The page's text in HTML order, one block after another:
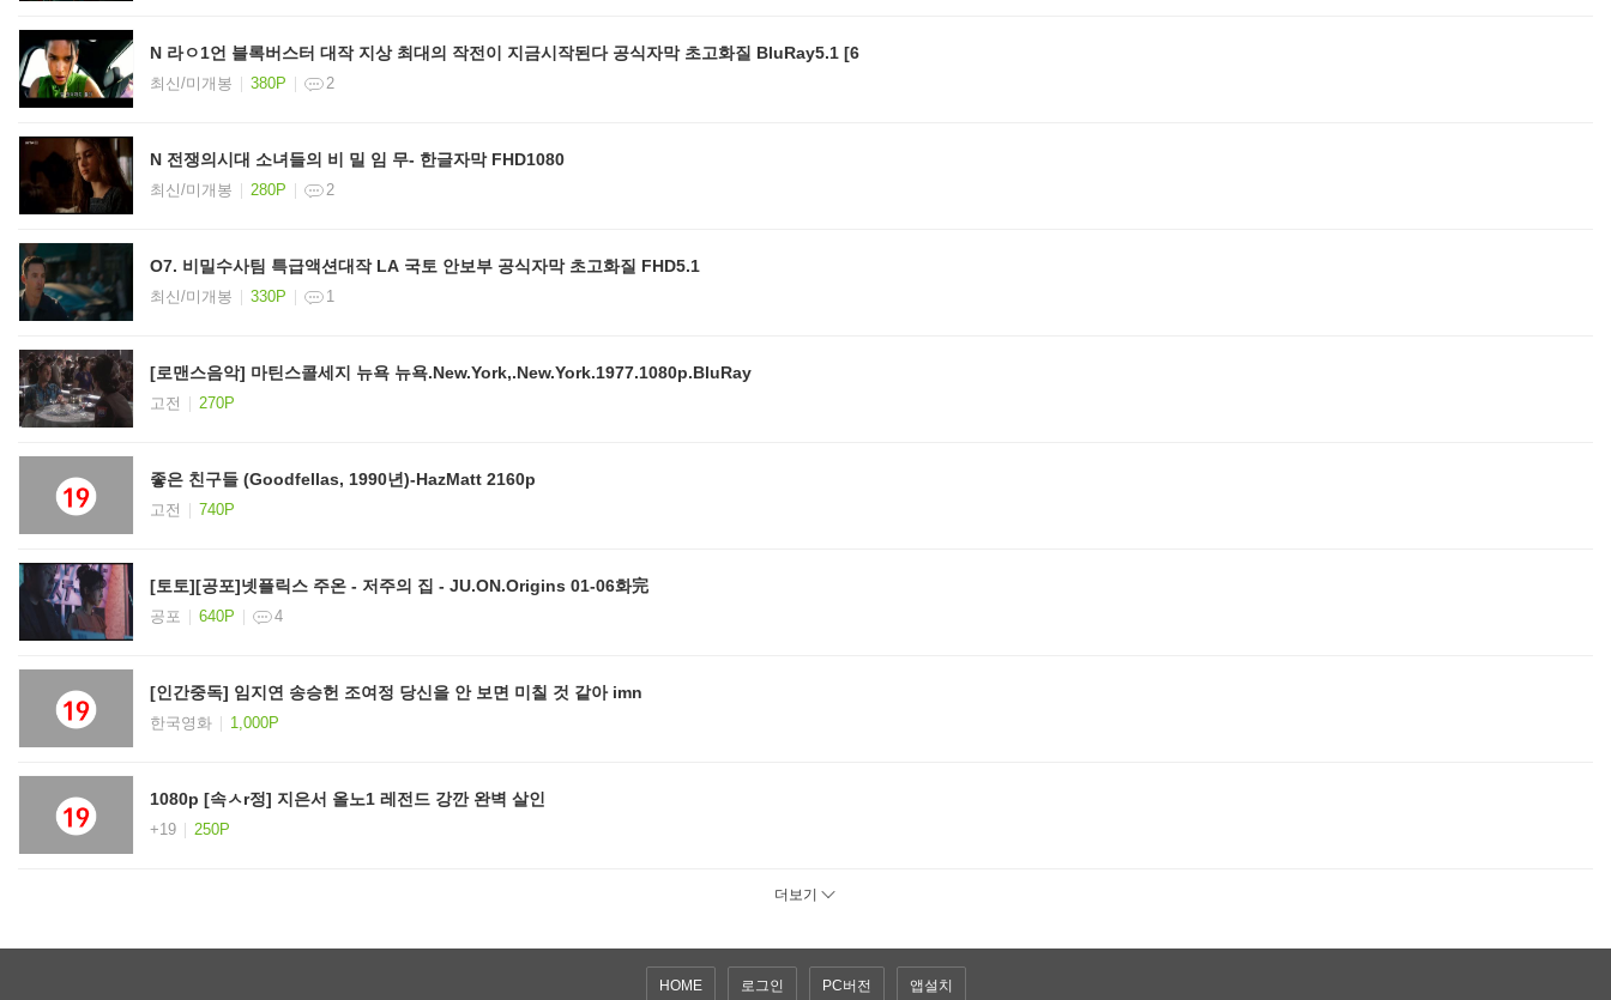
N 라ㅇ1언 블록버스터 대작 지상 최대의 작전이 지금시작된다 공식자막 초고화질 BluRay5.1 [6
최신/미개봉 380P 2
N 전쟁의시대 소녀들의 비 밀 임 무- 한글자막 FHD1080
최신/미개봉 280P 2
O7. 비밀수사팀 특급액션대작 LA 국토 안보부 공식자막 초고화질 FHD5.1
최신/미개봉 330P 1
[로맨스음악] 마틴스콜세지 뉴욕 뉴욕.New.York,.New.York.1977.1080p.BluRay
고전 270P
좋은 친구들 (Goodfellas, 1990년)-HazMatt 2160p
고전 740P
[토토][공포]넷플릭스 주온 - 저주의 집 - JU.ON.Origins 01-06화完
공포 640P 4
[인간중독] 임지연 송승헌 조여정 당신을 안 보면 미칠 것 같아 imn
한국영화 1,000P
1080p [속ㅅr정] 지은서 올노1 레전드 강깐 완벽 살인
+19 250P
더보기
HOME 로그인 PC버전 앱설치